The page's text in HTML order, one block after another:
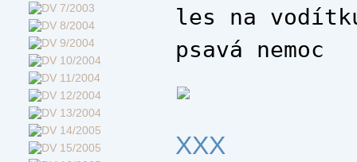
les na
psavá nemoc
XXX